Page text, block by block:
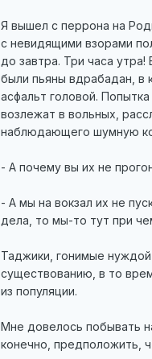
Я вышел с перрона на
с невидящими взорами
до завтра. Три часа
были пьяны вдрабадан, в
асфальт головой.
возлежат в вольных,
наблюдающего шумную
- А почему вы их не
- А мы на вокзал их не
дела, то мы-то тут при
Таджики, гонимые
существованию, в то
из популяции.
Мне довелось побывать
конечно, предположить,